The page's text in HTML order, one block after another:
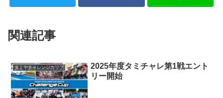
関連記事
タミヤチャレンジカップ
2025年度タミチャレ第1戦エント
リー開始